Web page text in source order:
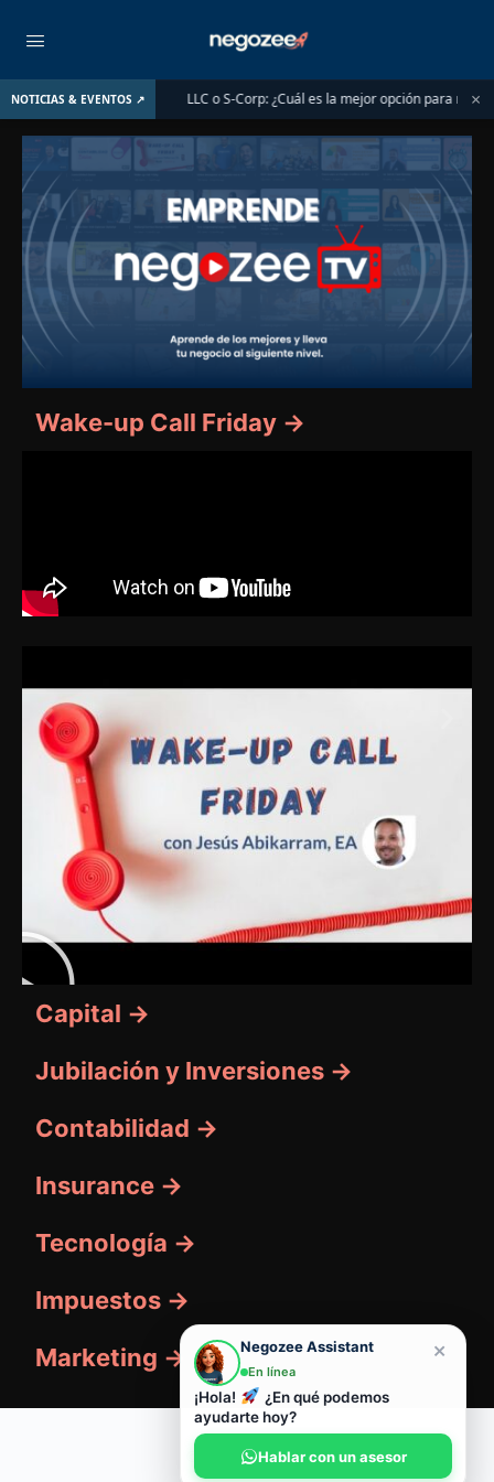
NOTICIAS & EVENTOS ↗
1 de junio de 2026 LLC o S-Corp: ¿Cuál es la mejor opción para ×
Wake-up Call Friday →
Capital →
Jubilación y Inversiones →
Contabilidad →
Insurance →
Tecnología →
Impuestos →
Marketing →
© 2026 Negozee
×
Negozee Assistant
En línea
¡Hola!
¿En qué podemos
ayudarte hoy?
Hablar con un asesor